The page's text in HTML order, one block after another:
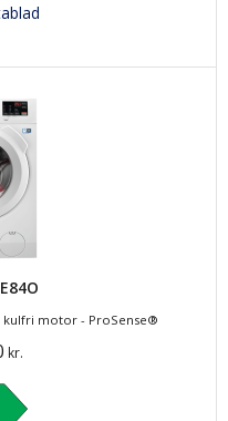
kulfri motor - ProSense®
kr.